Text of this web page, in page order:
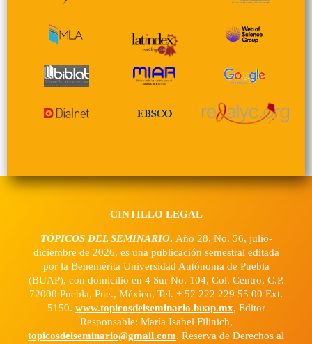
CINTILLO LEGAL
TÓPICOS DEL SEMINARIO. Año 28, No. 56, julio-
diciembre de 2026, es una publicación semestral editada
por la Benemérita Universidad Autónoma de Puebla
(BUAP), con domicilio en 4 Sur No. 104, Col. Centro, C.P.
72000 Puebla, Pue., México, Tel. + 52 222 229 55 00 Ext.
5150. www.topicosdelseminario.buap.mx, Editor
Responsable: María Isabel Filinich,
topicosdelseminario@gmail.com. Reserva de Derechos al